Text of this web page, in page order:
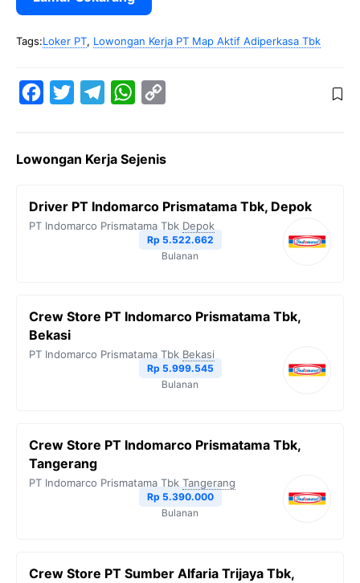
Tags:Loker PT, Lowongan Kerja PT Map Aktif Adiperkasa Tbk
e
o
t
e
e
r
W
t
A
y
i
n
k
Lowongan Kerja Sejenis
Driver PT Indomarco Prismatama Tbk, Depok
PT Indomarco Prismatama Tbk Depok
Rp 5.522.662
Bulanan
Crew Store PT Indomarco Prismatama Tbk,
Bekasi
PT Indomarco Prismatama Tbk Bekasi
Rp 5.999.545
Bulanan
Crew Store PT Indomarco Prismatama Tbk,
Tangerang
PT Indomarco Prismatama Tbk Tangerang
Rp 5.390.000
Bulanan
Crew Store PT Sumber Alfaria Trijaya Tbk,